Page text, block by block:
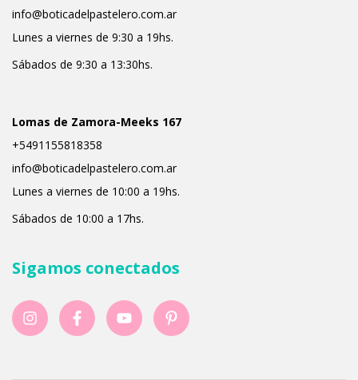
info@boticadelpastelero.com.ar
Lunes a viernes de 9:30 a 19hs.
Sábados de 9:30 a 13:30hs.
Lomas de Zamora-Meeks 167
+5491155818358
info@boticadelpastelero.com.ar
Lunes a viernes de 10:00 a 19hs.
Sábados de 10:00 a 17hs.
Sigamos conectados